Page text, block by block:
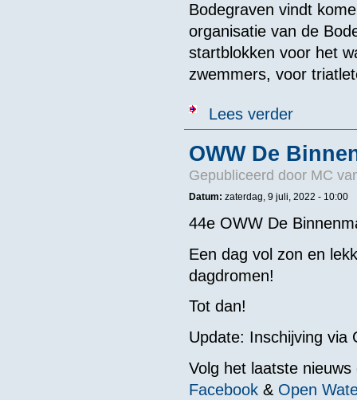
Bodegraven vindt
organisatie van de
startblokken voor het
zwemmers, voor
Lees verderover
OWW De
Gepubliceerd door MC
Datum: zaterdag, 9 juli, 2022 - 10:00
44e OWW De
Een dag vol zon en
dagdromen!
Tot dan!
Update: Inschijving via
Volg het laatste
Facebook& Open